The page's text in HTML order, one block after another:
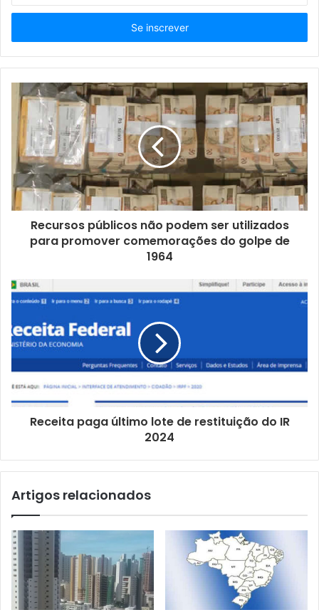
s
r
a
d
e
r
e
e
m
i
l
Recursos públicos não podem ser utilizados
para promover comemorações do golpe de
1964
Receita paga último lote de restituição do IR
2024
Artigos relacionados